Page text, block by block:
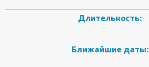
Длительность:
Ближайшие даты: